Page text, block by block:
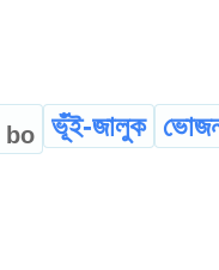
bo ভূঁই-জালুক